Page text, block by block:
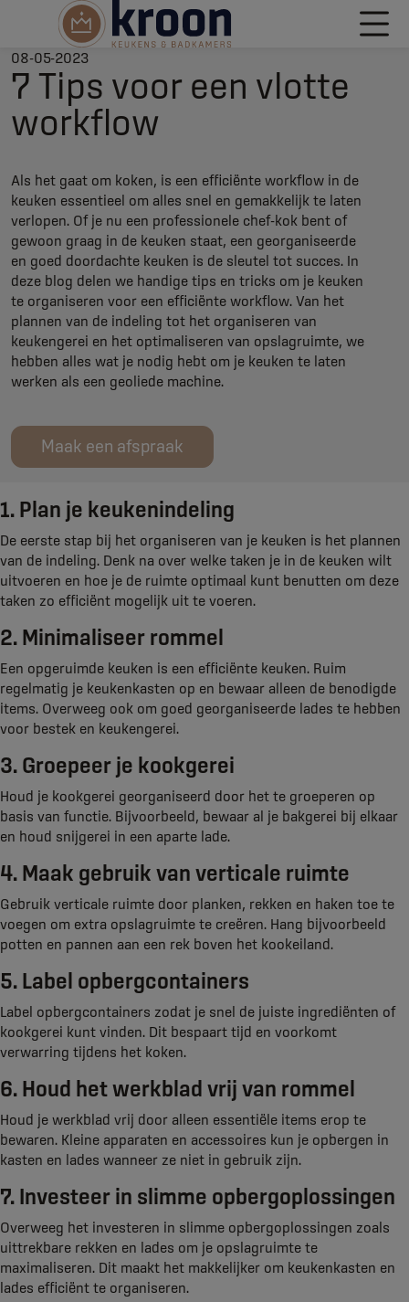
08-05-2023
7 Tips voor een vlotte
workflow
Als het gaat om koken, is een efficiënte workflow in de
keuken essentieel om alles snel en gemakkelijk te laten
verlopen. Of je nu een professionele chef-kok bent of
gewoon graag in de keuken staat, een georganiseerde
en goed doordachte keuken is de sleutel tot succes. In
deze blog delen we handige tips en tricks om je keuken
te organiseren voor een efficiënte workflow. Van het
plannen van de indeling tot het organiseren van
keukengerei en het optimaliseren van opslagruimte, we
hebben alles wat je nodig hebt om je keuken te laten
werken als een geoliede machine.
Maak een afspraak
1. Plan je keukenindeling
De eerste stap bij het organiseren van je keuken is het plannen
van de indeling. Denk na over welke taken je in de keuken wilt
uitvoeren en hoe je de ruimte optimaal kunt benutten om deze
taken zo efficiënt mogelijk uit te voeren.
2. Minimaliseer rommel
Een opgeruimde keuken is een efficiënte keuken. Ruim
regelmatig je keukenkasten op en bewaar alleen de benodigde
items. Overweeg ook om goed georganiseerde lades te hebben
voor bestek en keukengerei.
3. Groepeer je kookgerei
Houd je kookgerei georganiseerd door het te groeperen op
basis van functie. Bijvoorbeeld, bewaar al je bakgerei bij elkaar
en houd snijgerei in een aparte lade.
4. Maak gebruik van verticale ruimte
Gebruik verticale ruimte door planken, rekken en haken toe te
voegen om extra opslagruimte te creëren. Hang bijvoorbeeld
potten en pannen aan een rek boven het kookeiland.
5. Label opbergcontainers
Label opbergcontainers zodat je snel de juiste ingrediënten of
kookgerei kunt vinden. Dit bespaart tijd en voorkomt
verwarring tijdens het koken.
6. Houd het werkblad vrij van rommel
Houd je werkblad vrij door alleen essentiële items erop te
bewaren. Kleine apparaten en accessoires kun je opbergen in
kasten en lades wanneer ze niet in gebruik zijn.
7. Investeer in slimme opbergoplossingen
Overweeg het investeren in slimme opbergoplossingen zoals
uittrekbare rekken en lades om je opslagruimte te
maximaliseren. Dit maakt het makkelijker om keukenkasten en
lades efficiënt te organiseren.